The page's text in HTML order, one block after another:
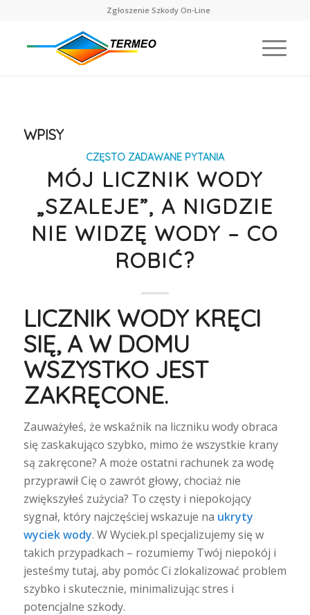
Zgłoszenie Szkody On-Line
WPISY
CZĘSTO ZADAWANE PYTANIA
MÓJ LICZNIK WODY
„SZALEJE”, A NIGDZIE
NIE WIDZĘ WODY – CO
ROBIĆ?
LICZNIK WODY KRĘCI
SIĘ, A W DOMU
WSZYSTKO JEST
ZAKRĘCONE.
Zauważyłeś, że wskaźnik na liczniku wody obraca
się zaskakująco szybko, mimo że wszystkie krany
są zakręcone? A może ostatni rachunek za wodę
przyprawił Cię o zawrót głowy, chociaż nie
zwiększyłeś zużycia? To częsty i niepokojący
sygnał, który najczęściej wskazuje na ukryty
wyciek wody. W Wyciek.pl specjalizujemy się w
takich przypadkach – rozumiemy Twój niepokój i
jesteśmy tutaj, aby pomóc Ci zlokalizować problem
szybko i skutecznie, minimalizując stres i
potencjalne szkody.